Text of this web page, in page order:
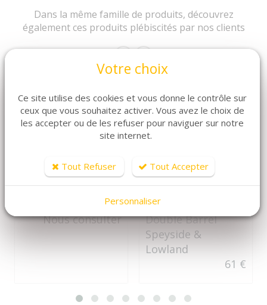
Dans la même famille de produits, découvrez
également ces produits plébiscités par nos clients
DÉTAILS
Nous consulter
DÉTAILS
Douglas Laing
Double Barrel
Speyside &
Lowland
61 €
Votre choix
Ce site utilise des cookies et vous donne le contrôle sur
ceux que vous souhaitez activer. Vous avez le choix de
les accepter ou de les refuser pour naviguer sur notre
site internet.
Tout Refuser Tout Accepter
Personnaliser